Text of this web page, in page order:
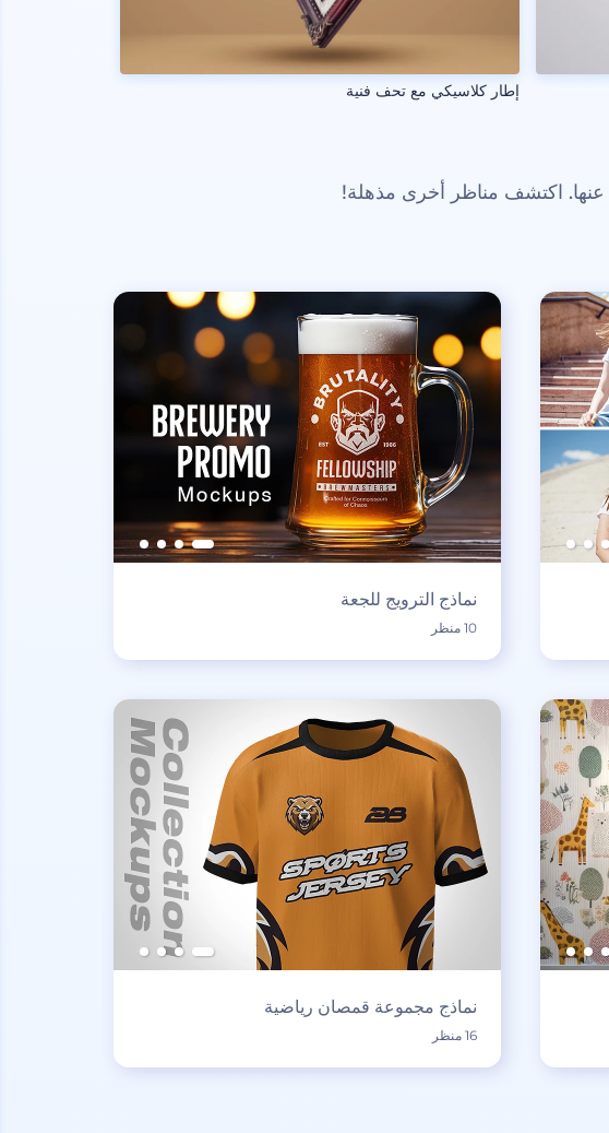
إطار كلاسيكي مع تحف فنية
اكتشف مناظر أخرى مذهلة!
نماذج الترويج للجعة
10 منظر
نماذج مجموعة قمصان رياضية
16 منظر